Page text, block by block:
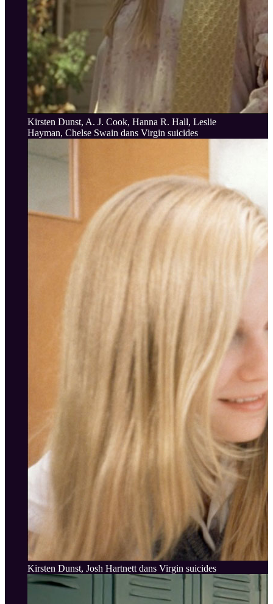
Kirsten Dunst, A. J. Cook, Hanna R. Hall, Leslie
Hayman, Chelse Swain dans Virgin suicides
Kirsten Dunst, Josh Hartnett dans Virgin suicides